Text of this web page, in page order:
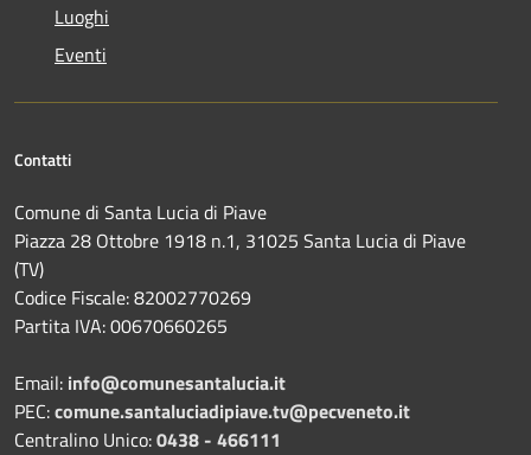
Luoghi
Eventi
Contatti
Comune di Santa Lucia di Piave
Piazza 28 Ottobre 1918 n.1, 31025 Santa Lucia di Piave
(TV)
Codice Fiscale: 82002770269
Partita IVA: 00670660265
Email: info@comunesantalucia.it
PEC:comune.santaluciadipiave.tv@pecveneto.it
Centralino Unico:0438 - 466111